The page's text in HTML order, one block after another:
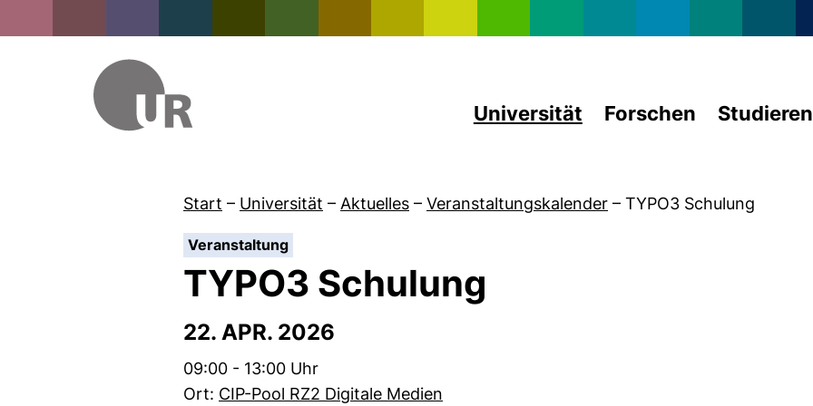
Universität Forschen Studieren
Start – Universität – Aktuelles – Veranstaltungskalender – TYPO3 Schulung
Veranstaltung:
TYPO3 Schulung
22. APR. 2026
Zeit:
09:00 - 13:00 Uhr
Ort: CIP-Pool RZ2 Digitale Medien